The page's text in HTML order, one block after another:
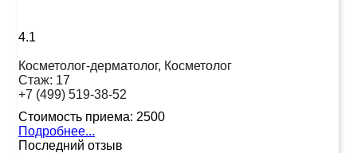
4.1
Косметолог-дерматолог, Косметолог
Стаж: 17
+7 (499) 519-38-52
Стоимость приема: 2500
Подробнее...
Последний отзыв